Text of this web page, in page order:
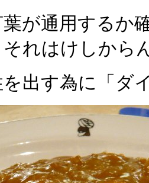
葉が通用する
れはけしから
出す為に「ダ